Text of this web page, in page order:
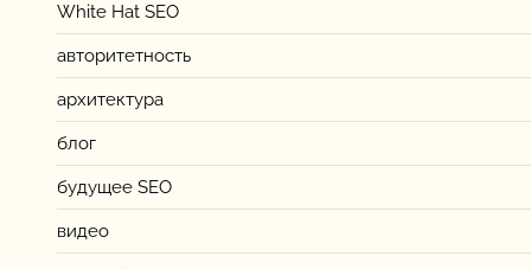
White Hat SEO
авторитетность
архитектура
блог
будущее SEO
видео